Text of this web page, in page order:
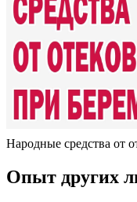
Народные средства от
Опыт других